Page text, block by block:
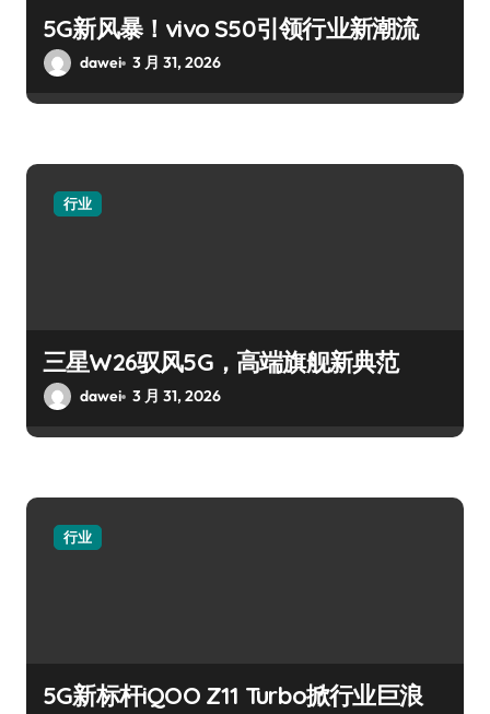
5G新风暴！vivo S50引领行业新潮流
dawei 3 月 31, 2026
行业
三星W26驭风5G，高端旗舰新典范
dawei 3 月 31, 2026
行业
5G新标杆iQOO Z11 Turbo掀行业巨浪